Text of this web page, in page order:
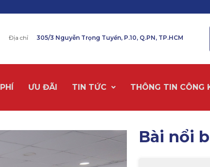
Địa chỉ 305/3 Nguyễn Trọng Tuyển, P.10, Q.PN, TP.HCM
ƯU ĐÃI TIN TỨC THÔNG TIN CÔNG
Bài nổi